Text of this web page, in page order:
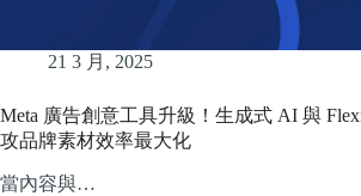
21 3 月, 2025
Meta 廣告創意工具升級！生成式 AI 與
攻品牌素材效率最大化
當內容與…